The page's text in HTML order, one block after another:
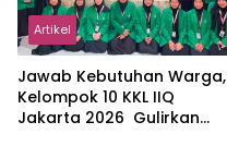
Artikel
Jawab Kebutuhan Warga,
Kelompok 10 KKL IIQ
Jakarta 2026 Gulirkan